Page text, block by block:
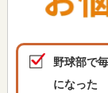
野球部で
になった